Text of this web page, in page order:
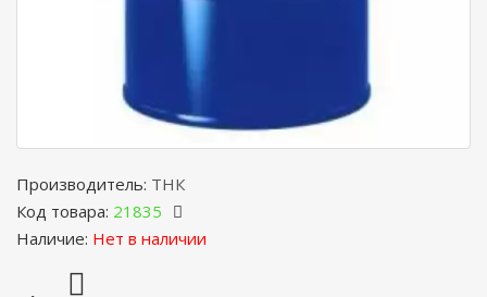
Производитель: ТНК
Код товара: 21835
Наличие: Нет в наличии